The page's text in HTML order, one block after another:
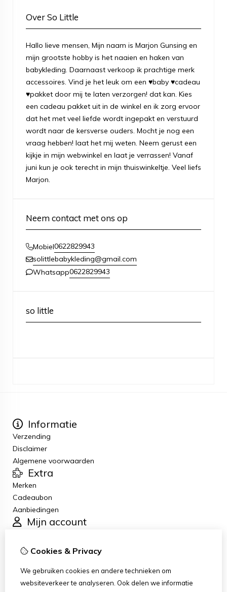
Over So Little
Hallo lieve mensen, Mijn naam is Marjon Gunsing en
mijn grootste hobby is het naaien en haken van
babykleding. Daarnaast verkoop ik prachtige merk
accessoires. Vind je het leuk om een ♥baby ♥cadeau
♥pakket door mij te laten verzorgen! dat kan. Kies
een cadeau pakket uit in de winkel en ik zorg ervoor
dat het met veel liefde wordt ingepakt en verstuurd
wordt naar de kersverse ouders. Mocht je nog een
vraag hebben! laat het mij weten. Neem gerust een
kijkje in mijn webwinkel en laat je verrassen! Vanaf
juni kun je ook terecht in mijn thuiswinkeltje. Veel liefs
Marjon.
Neem contact met ons op
Mobiel0622829943
solittlebabykleding@gmail.com
Whatsapp0622829943
so little
Informatie
Verzending
Disclaimer
Algemene voorwaarden
Extra
Merken
Cadeaubon
Aanbiedingen
Mijn account
Bestelhistorie
Klantenservice
Contact
Cookies & Privacy
We gebruiken cookies en andere technieken om
websiteverkeer te analyseren. Ook delen we informatie